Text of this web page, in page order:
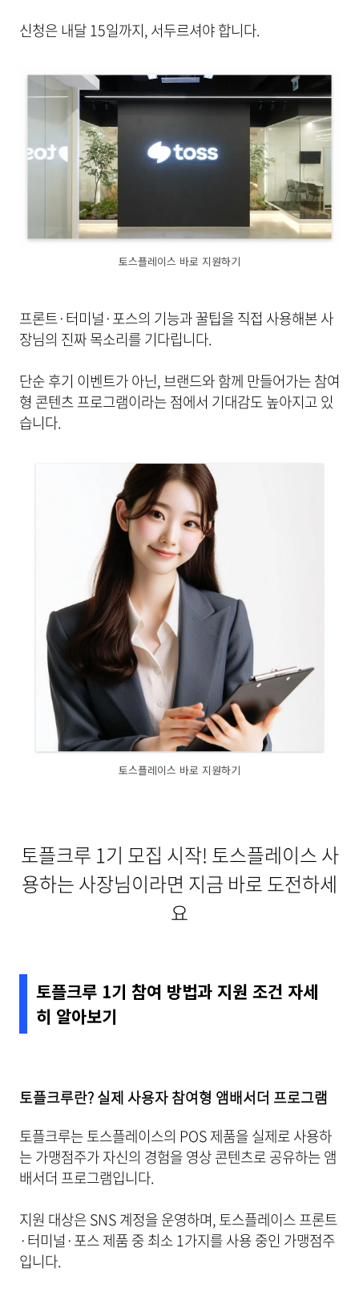
신청은 내달 15일까지, 서두르셔야 합니다.
토스플레이스 바로 지원하기
프론트·터미널·포스의 기능과 꿀팁을 직접 사용해본 사
장님의 진짜 목소리를 기다립니다.
단순 후기 이벤트가 아닌, 브랜드와 함께 만들어가는 참여
형 콘텐츠 프로그램이라는 점에서 기대감도 높아지고 있
습니다.
토스플레이스 바로 지원하기
토플크루 1기 모집 시작! 토스플레이스 사
용하는 사장님이라면 지금 바로 도전하세
요
토플크루 1기 참여 방법과 지원 조건 자세
히 알아보기
토플크루란? 실제 사용자 참여형 앰배서더 프로그램
토플크루는 토스플레이스의 POS 제품을 실제로 사용하
는 가맹점주가 자신의 경험을 영상 콘텐츠로 공유하는 앰
배서더 프로그램입니다.
지원 대상은 SNS 계정을 운영하며, 토스플레이스 프론트
·터미널·포스 제품 중 최소 1가지를 사용 중인 가맹점주
입니다.